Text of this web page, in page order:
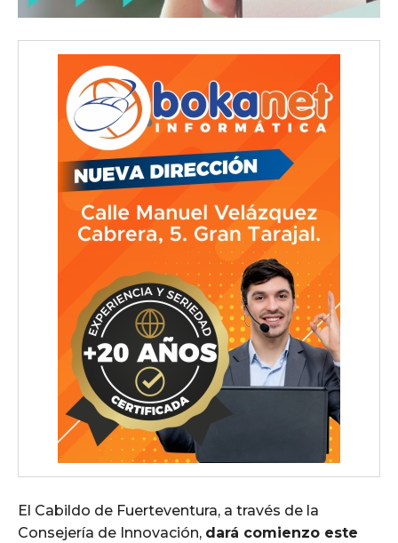
El Cabildo de Fuerteventura, a través de la
Consejería de Innovación, dará comienzo este